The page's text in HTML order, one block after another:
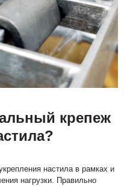
крепеж
настила в рамках и
нагрузки. Правильно